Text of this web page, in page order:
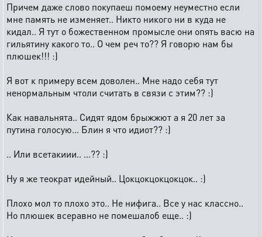
Причем даже слово покупаеш помоему неуместно если
мне память не изменяет.. Никто никого ни в куда не
кидал.. Я тут о божественном промысле они опять васю на
гильятину какого то.. О чем реч то?? Я говорю нам бы
плюшек!!! :)
Я вот к примеру всем доволен.. Мне надо себя тут
ненормальным чтоли считать в связи с этим?? :)
Как навальнята.. Сидят ядом брыжжют а я 20 лет за
путина голосую... Блин я что идиот?? :)
.. Или всетакиии.. ...?? :)
Ну я же теократ идейный.. Цокцокцокцокцок.. :)
Плохо мол то плохо это.. Не нифига.. Все у нас классно..
Но плюшек всеравно не помешалоб еще.. :)